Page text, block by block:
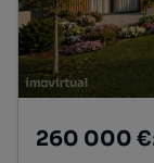
260 000 €